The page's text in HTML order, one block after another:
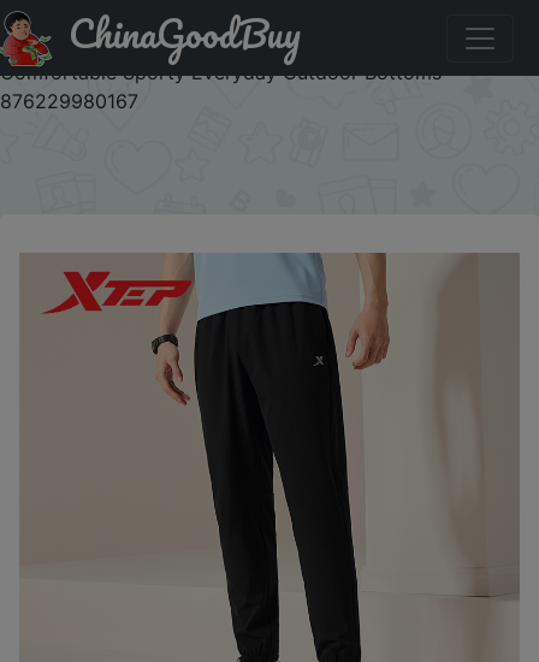
Промокод на скидку :IFPJOQW4 Xtep Woven Track Pants
For Men Summer Breathable Men's Sweatpants
Comfortable Sporty Everyday Outdoor Bottoms
876229980167
ChinaGoodBuy